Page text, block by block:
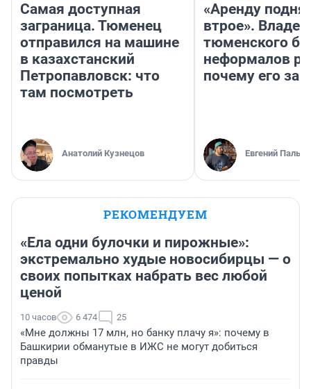
Самая доступная
заграница. Тюменец
отправился на машине
в казахстанский
Петропавловск: что
там посмотреть
Анатолий Кузнецов
«Аренду
втрое».
тюменского
неформалов
почему его
Евгений
РЕКОМЕНДУЕМ
«Ела одни булочки и пирожные»:
экстремально худые новосибирцы — о
своих попытках набрать вес любой
ценой
10 часов 6 474 25
«Мне должны 17 млн, но банку плачу я»: почему в
Башкирии обманутые в ИЖС не могут добиться
правды